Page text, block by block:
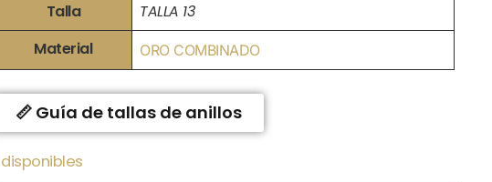
Talla
TALLA 13
Material
ORO COMBINADO
📏 Guía de tallas de anillos
disponibles